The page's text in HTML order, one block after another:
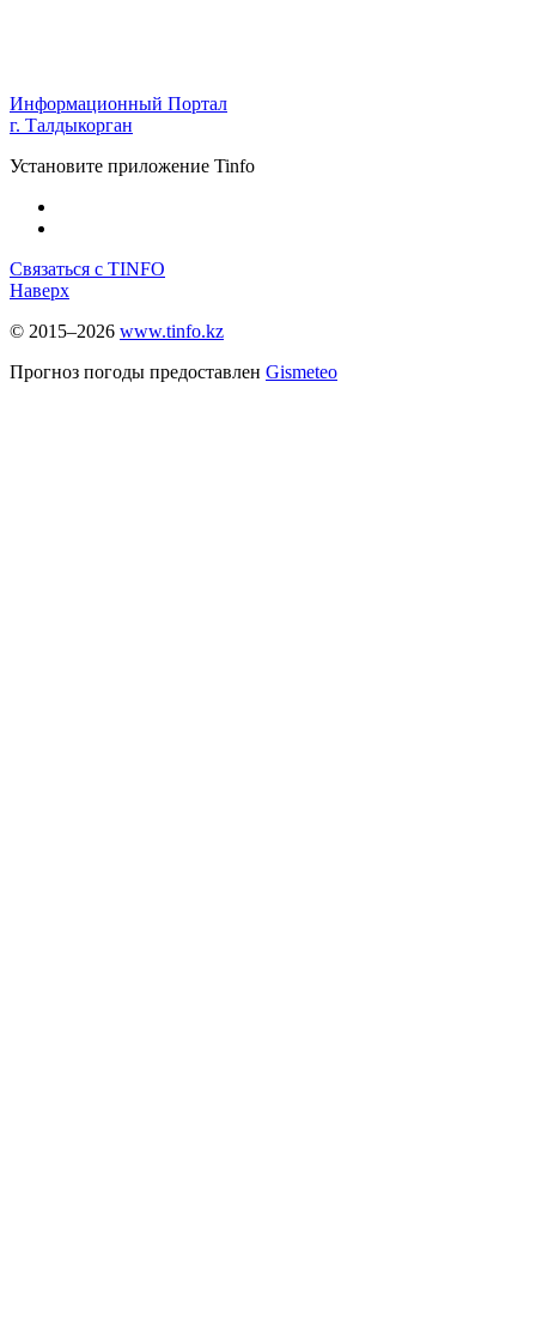
Информационный Портал
г. Талдыкорган
Установите приложение Tinfo
Связаться с TINFO
Наверх
© 2015–2026 www.tinfo.kz
Прогноз погоды предоставлен Gismeteo